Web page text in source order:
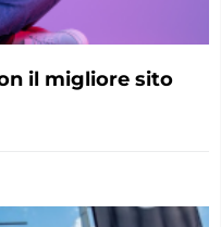
il migliore sito